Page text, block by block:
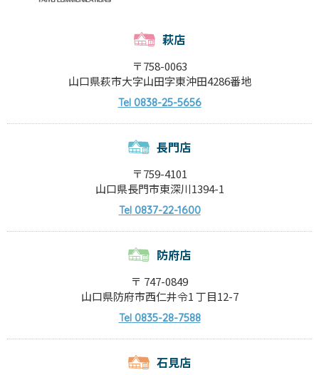
萩店
〒758-0063
山口県萩市大字山田字東沖田4286番地
Tel0838-25-5656
長門店
〒759-4101
山口県長門市東深川1394-1
Tel0837-22-1600
防府店
〒 747-0849
山口県防府市西仁井令1 丁目12-7
Tel0835-28-7588
石見店